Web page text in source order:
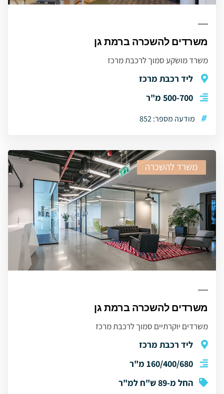
משרדים להשכרה ברמת גן
משרד מושקע סמוך לרכבת מרכז
ליד רכבת מרכז
500-700 מ"ר
# מודעה מספר: 852
משרד להשכרה
משרדים להשכרה ברמת גן
משרדים יוקרתיים סמוך לרכבת מרכז
ליד רכבת מרכז
160/400/680 מ"ר
החל מ-89 ש"ח למ"ר